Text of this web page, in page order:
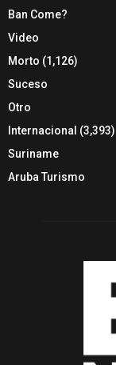
Ban Come?
Video
Morto (1,126)
Suceso
Otro
Internacional (3,393)
Suriname
Aruba Turismo